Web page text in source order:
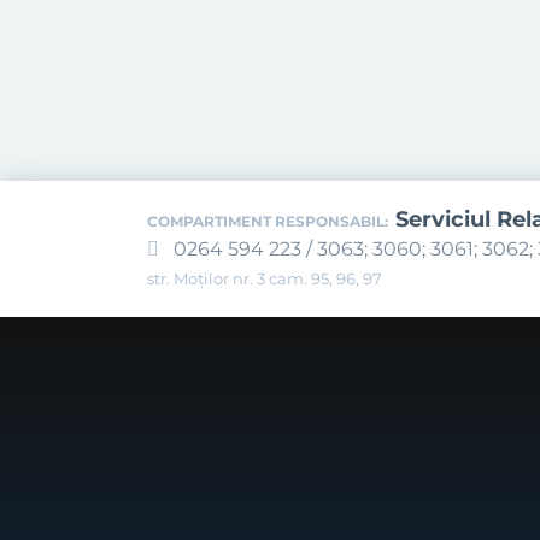
COMPARTIMENT RESPONSABIL: Serviciul
0264 594 223 / 3063; 3060; 3061; 3062;
str. Moților nr. 3 cam. 95, 96, 97